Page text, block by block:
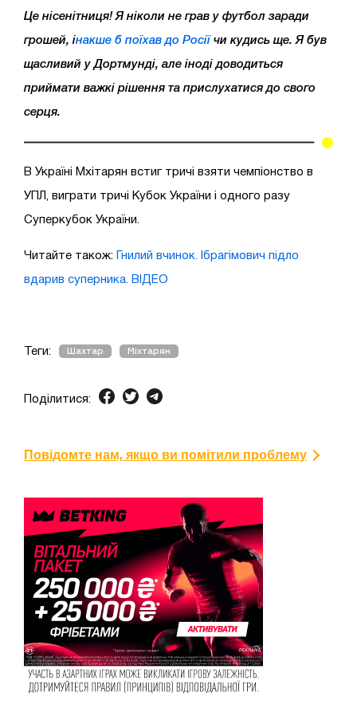
Це нісенітниця! Я ніколи не грав у футбол заради
грошей, інакше б поїхав до Росії чи кудись ще. Я був
щасливий у Дортмунді, але іноді доводиться
приймати важкі рішення та прислухатися до свого
серця.
В Україні Мхітарян встиг тричі взяти чемпіонство в
УПЛ, виграти тричі Кубок України і одного разу
Суперкубок України.
Читайте також: Гнилий вчинок. Ібрагімович підло
вдарив суперника. ВІДЕО
Теги: Шахтар Міхтарян
Поділитися:
Повідомте нам, якщо ви помітили проблему